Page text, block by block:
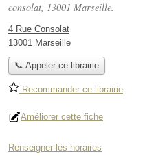
consolat, 13001 Marseille.
4 Rue Consolat
13001 Marseille
📞 Appeler ce librairie
Recommander ce librairie
Améliorer cette fiche
Renseigner les horaires